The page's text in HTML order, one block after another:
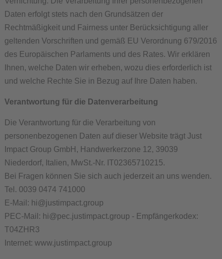
Daten erfolgt stets nach den Grundsätzen der
Rechtmäßigkeit und Fairness unter Berücksichtigung aller
geltenden Vorschriften und gemäß EU Verordnung 679/2016
des Europäischen Parlaments und des Rates. Wir erklären
Ihnen, welche Daten wir erheben, wozu dies erforderlich ist
und welche Rechte Sie in Bezug auf Ihre Daten haben.
Verantwortung für die Datenverarbeitung
Die Verantwortung für die Verarbeitung von
personenbezogenen Daten auf dieser Website trägt Just
Impact Group GmbH, Handwerkerzone 12, 39039
Niederdorf, Italien, MwSt.-Nr. IT02365710215.
Bei Fragen können Sie sich auch jederzeit an uns wenden.
Tel. 0039 0474 741000
E-Mail: hi@justimpact.group
PEC-Mail: hi@pec.justimpact.group - Empfängerkodex:
T04ZHR3
Internet: www.justimpact.group